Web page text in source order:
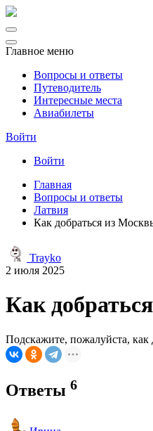
Главное меню
Вопросы и ответы
Путеводитель
Интересные места
Авиабилеты
Войти
Войти
Главная
Вопросы и ответы
Латвия
Как добраться из
Trayko
2 июля 2025
Как
Подскажите, пожалуйста,
Ответы 6